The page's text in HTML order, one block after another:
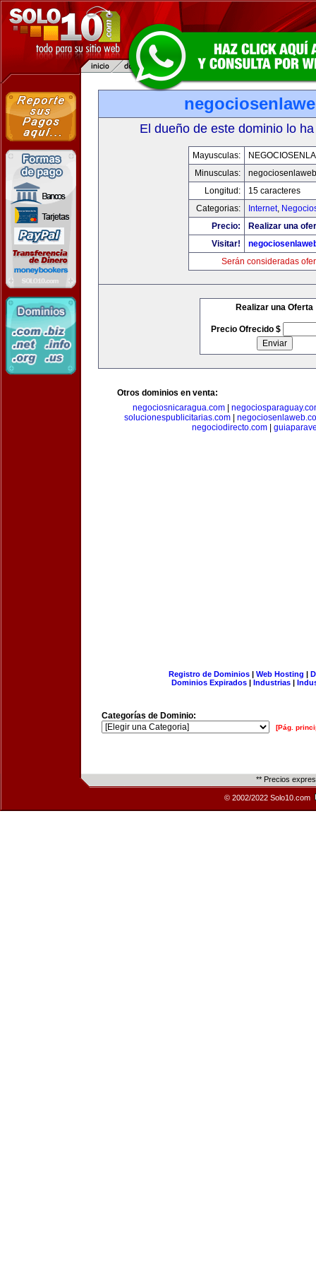
El dueño de este dominio lo
Mayusculas:
Minusculas:
Longitud:
15 caracteres
Categorias:
Internet,
Precio:
Realizar una
Visitar!
Serán consideradas
Realizar una Oferta
Precio Ofrecido $
Otros dominios en venta:
negociosnicaragua.com
solucionespublicitarias.com
negociodirecto.com
Registro de Dominios| Web Hosting |
Dominios Expirados | Industrias |
Categorías de Dominio:
[Pág.
** Precios
© 2002/2022 Solo10.com